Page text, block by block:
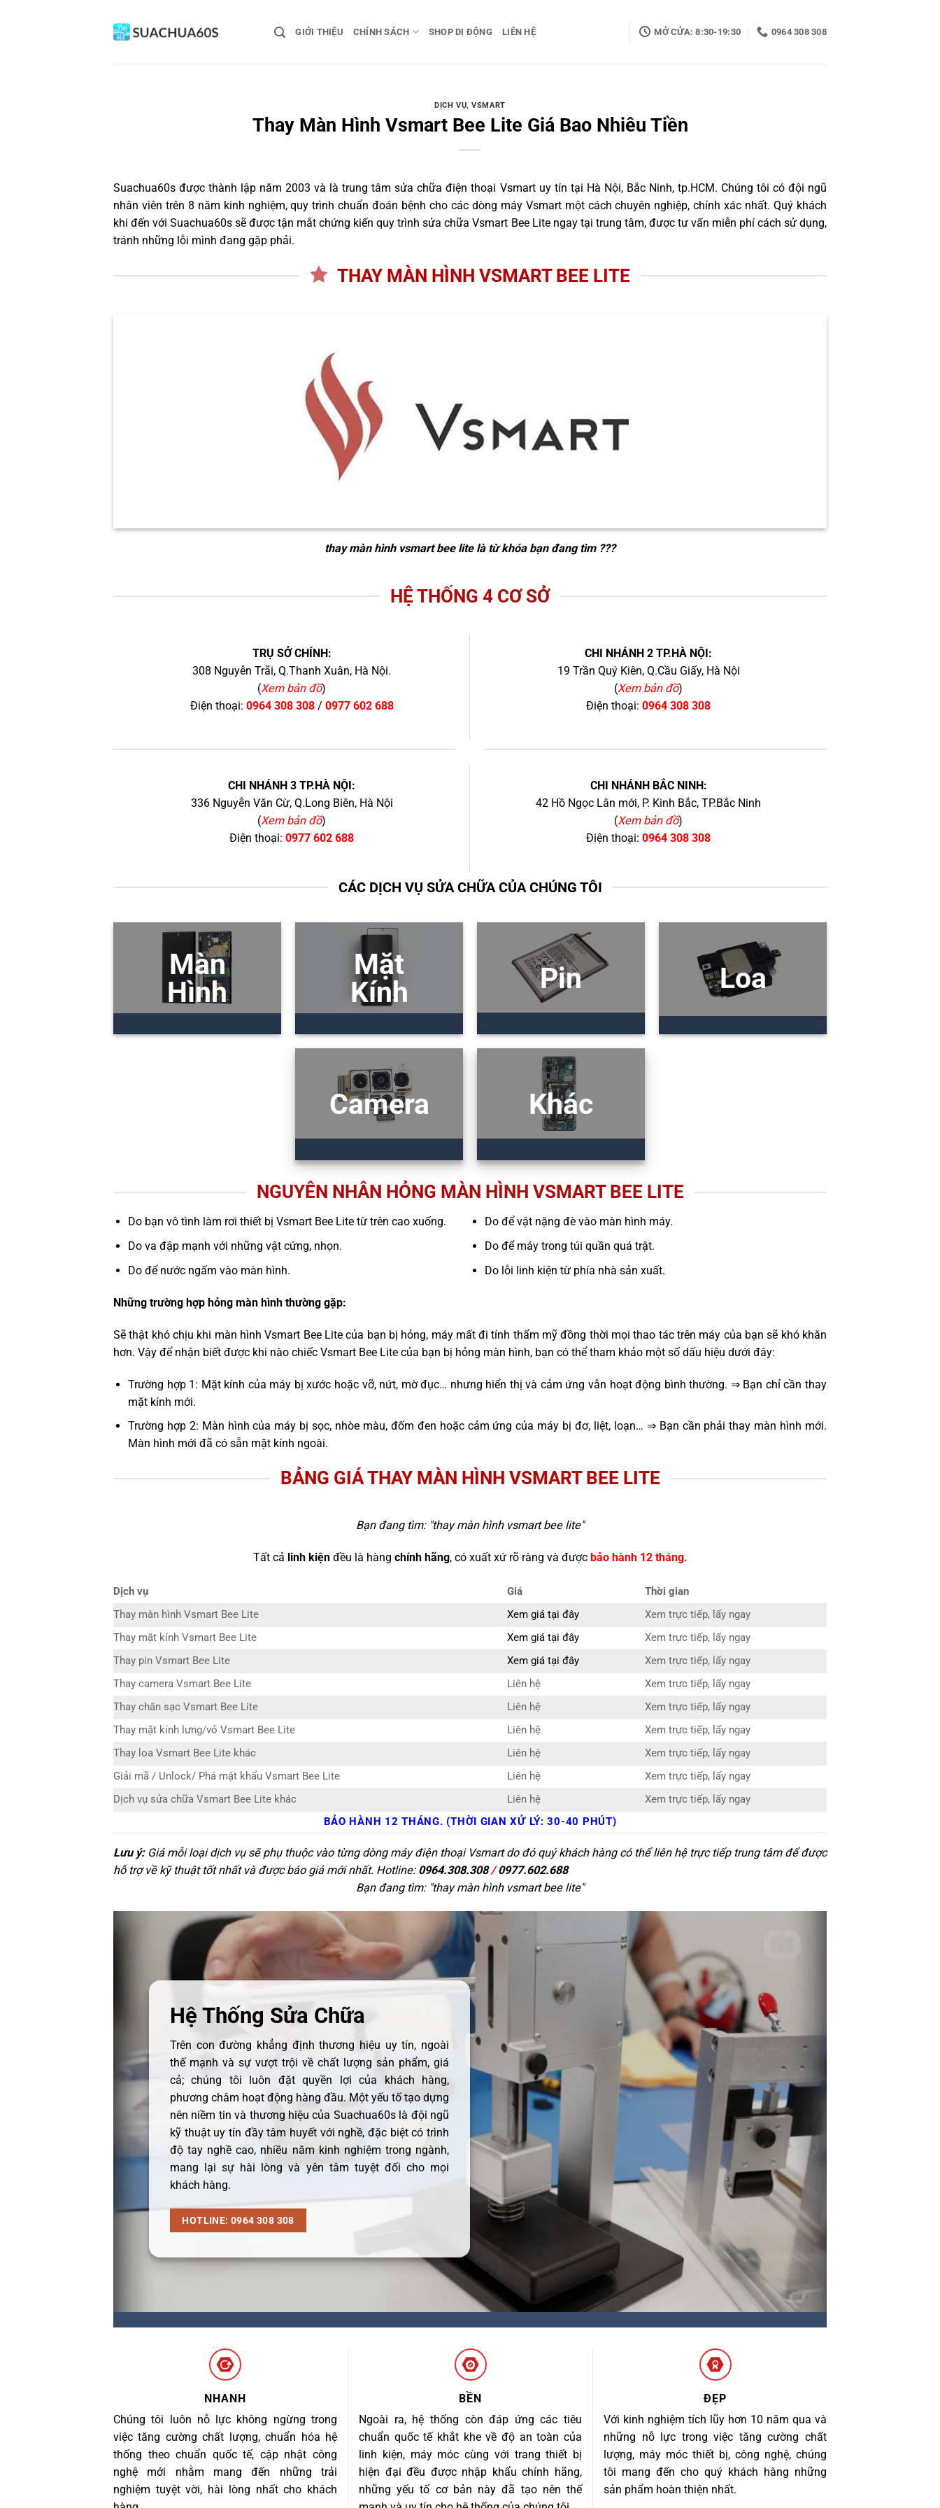
GIỚI THIỆU CHÍNH SÁCH SHOP DI ĐỘNG LIÊN HỆ MỞ CỬA: 8:30-19:30 0964 308 308
DỊCH VỤ,VSMART
Thay Màn Hình Vsmart Bee Lite Giá Bao Nhiêu Tiền
Suachua60s được thành lập năm 2003 và là trung tâm sửa chữa điện thoại Vsmart uy tín tại Hà Nội, Bắc Ninh, tp.HCM. Chúng tôi có đội ngũ
nhân viên trên 8 năm kinh nghiệm, quy trình chuẩn đoán bệnh cho các dòng máy Vsmart một cách chuyên nghiệp, chính xác nhất. Quý khách
khi đến với Suachua60s sẽ được tận mắt chứng kiến quy trình sửa chữa Vsmart Bee Lite ngay tại trung tâm, được tư vấn miễn phí cách sử dụng,
tránh những lỗi mình đang gặp phải.
THAY MÀN HÌNH VSMART BEE LITE
thay màn hình vsmart bee litelà từ khóa bạn đang tìm ???
HỆ THỐNG 4 CƠ SỞ
TRỤ SỞ CHÍNH:
308 Nguyễn Trãi, Q.Thanh Xuân, Hà Nội.
(Xem bản đồ)
Điện thoại: 0964 308 308/ 0977 602 688
CHI NHÁNH 2 TP.HÀ NỘI:
19 Trần Quý Kiên, Q.Cầu Giấy, Hà Nội
(Xem bản đồ)
Điện thoại: 0964 308 308
CHI NHÁNH 3 TP.HÀ NỘI:
336 Nguyễn Văn Cừ, Q.Long Biên, Hà Nội
(Xem bản đồ)
Điện thoại: 0977 602 688
CHI NHÁNH BẮC NINH:
42 Hồ Ngọc Lân mới, P. Kinh Bắc, TP.Bắc Ninh
(Xem bản đồ)
Điện thoại: 0964 308 308
CÁC DỊCH VỤ SỬA CHỮA CỦA CHÚNG TÔI
Màn
Hình
Mặt
Kính
Pin Loa
Camera Khác
NGUYÊN NHÂN HỎNG MÀN HÌNH VSMART BEE LITE
Do bạn vô tình làm rơi thiết bị Vsmart Bee Lite từ trên cao xuống.
Do va đập mạnh với những vật cứng, nhọn.
Do để nước ngấm vào màn hình.
Do để vật nặng đè vào màn hình máy.
Do để máy trong túi quần quá trật.
Do lỗi linh kiện từ phía nhà sản xuất.
Những trường hợp hỏng màn hình thường gặp:
Sẽ thật khó chịu khi màn hình Vsmart Bee Lite của bạn bị hỏng, máy mất đi tính thẩm mỹ đồng thời mọi thao tác trên máy của bạn sẽ khó khăn
hơn. Vậy để nhận biết được khi nào chiếc Vsmart Bee Lite của bạn bị hỏng màn hình, bạn có thể tham khảo một số dấu hiệu dưới đây:
Trường hợp 1: Mặt kính của máy bị xước hoặc vỡ, nứt, mờ đục… nhưng hiển thị và cảm ứng vẫn hoạt động bình thường. ⇒ Bạn chỉ cần thay
mặt kính mới.
Trường hợp 2: Màn hình của máy bị sọc, nhòe màu, đốm đen hoặc cảm ứng của máy bị đơ, liệt, loạn… ⇒ Bạn cần phải thay màn hình mới.
Màn hình mới đã có sẵn mặt kính ngoài.
BẢNG GIÁ THAY MÀN HÌNH VSMART BEE LITE
Bạn đang tìm: "thay màn hình vsmart bee lite"
Tất cả linh kiệnđều là hàng chính hãng, có xuất xứ rõ ràng và được bảo hành 12 tháng.
Dịch vụ Giá
Thời gian
Thay màn hình Vsmart Bee Lite
Xem giá tại đây
Xem trực tiếp, lấy ngay
Thay mặt kính Vsmart Bee Lite
Xem giá tại đây
Xem trực tiếp, lấy ngay
Thay pin Vsmart Bee Lite
Xem giá tại đây
Xem trực tiếp, lấy ngay
Thay camera Vsmart Bee Lite
Liên hệ
Xem trực tiếp, lấy ngay
Thay chân sạc Vsmart Bee Lite
Liên hệ
Xem trực tiếp, lấy ngay
Thay mặt kính lưng/vỏ Vsmart Bee Lite
Liên hệ
Xem trực tiếp, lấy ngay
Thay loa Vsmart Bee Lite khác
Liên hệ
Xem trực tiếp, lấy ngay
Giải mã / Unlock/ Phá mật khẩu Vsmart Bee Lite
Liên hệ
Xem trực tiếp, lấy ngay
Dịch vụ sửa chữa Vsmart Bee Lite khác
Liên hệ
Xem trực tiếp, lấy ngay
BẢO HÀNH 12 THÁNG. (THỜI GIAN XỬ LÝ: 30-40 PHÚT)
Lưu ý:Giá mỗi loại dịch vụ sẽ phụ thuộc vào từng dòng máy điện thoại Vsmart do đó quý khách hàng có thể liên hệ trực tiếp trung tâm để được
hỗ trợ về kỹ thuật tốt nhất và được báo giá mới nhất. Hotline: 0964.308.308/0977.602.688
Bạn đang tìm: "thay màn hình vsmart bee lite"
Hệ Thống Sửa Chữa
Trên con đường khẳng định thương hiệu uy tín, ngoài
thế mạnh và sự vượt trội về chất lượng sản phẩm, giá
cả; chúng tôi luôn đặt quyền lợi của khách hàng,
phương châm hoạt động hàng đầu. Một yếu tố tạo dựng
nên niềm tin và thương hiệu của Suachua60s là đội ngũ
kỹ thuật uy tín đầy tâm huyết với nghề, đặc biệt có trình
độ tay nghề cao, nhiều năm kinh nghiệm trong ngành,
mang lại sự hài lòng và yên tâm tuyệt đối cho mọi
khách hàng.
HOTLINE: 0964 308 308
NHANH
Chúng tôi luôn nỗ lực không ngừng trong
việc tăng cường chất lượng, chuẩn hóa hệ
thống theo chuẩn quốc tế, cập nhật công
nghệ mới nhằm mang đến những trải
nghiệm tuyệt vời, hài lòng nhất cho khách
BỀN
Ngoài ra, hệ thống còn đáp ứng các tiêu
chuẩn quốc tế khắt khe về độ an toàn của
linh kiện, máy móc cùng với trang thiết bị
hiện đại đều được nhập khẩu chính hãng,
những yếu tố cơ bản này đã tạo nên thế
ĐẸP
Với kinh nghiệm tích lũy hơn 10 năm qua và
những nỗ lực trong việc tăng cường chất
lượng, máy móc thiết bị, công nghệ, chúng
tôi mang đến cho quý khách hàng những
sản phẩm hoàn thiện nhất.